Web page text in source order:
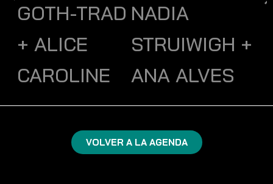
GOTH-TRAD
+ ALICE
CAROLINE
NADIA
STRUIWIGH +
ANA ALVES
VOLVER A LA AGENDA